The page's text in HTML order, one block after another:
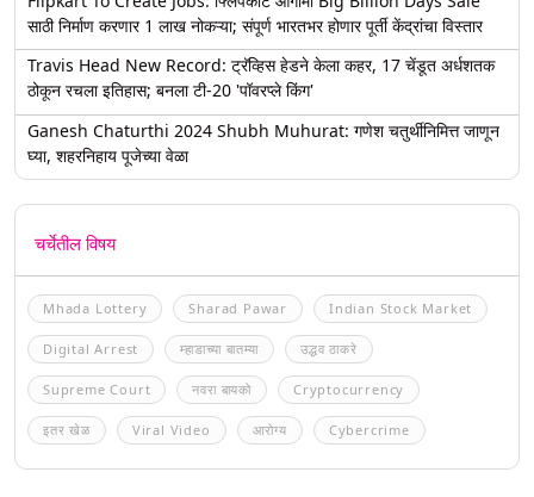
साठी निर्माण करणार 1 लाख नोकऱ्या; संपूर्ण भारतभर होणार पूर्ती केंद्रांचा विस्तार
Travis Head New Record: ट्रॅव्हिस हेडने केला कहर, 17 चेंडूत अर्धशतक
ठोकून रचला इतिहास; बनला टी-20 'पॉवरप्ले किंग'
Ganesh Chaturthi 2024 Shubh Muhurat: गणेश चतुर्थीनिमित्त जाणून
घ्या, शहरनिहाय पूजेच्या वेळा
चर्चेतील विषय
Mhada Lottery Sharad Pawar Indian Stock Market
Digital Arrest म्हाडाच्या बातम्या उद्धव ठाकरे
Supreme Court नवरा बायको Cryptocurrency
इतर खेळ Viral Video आरोग्य Cybercrime